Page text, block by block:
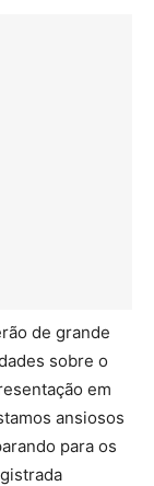
de grande
sobre o
em
ansiosos
para os